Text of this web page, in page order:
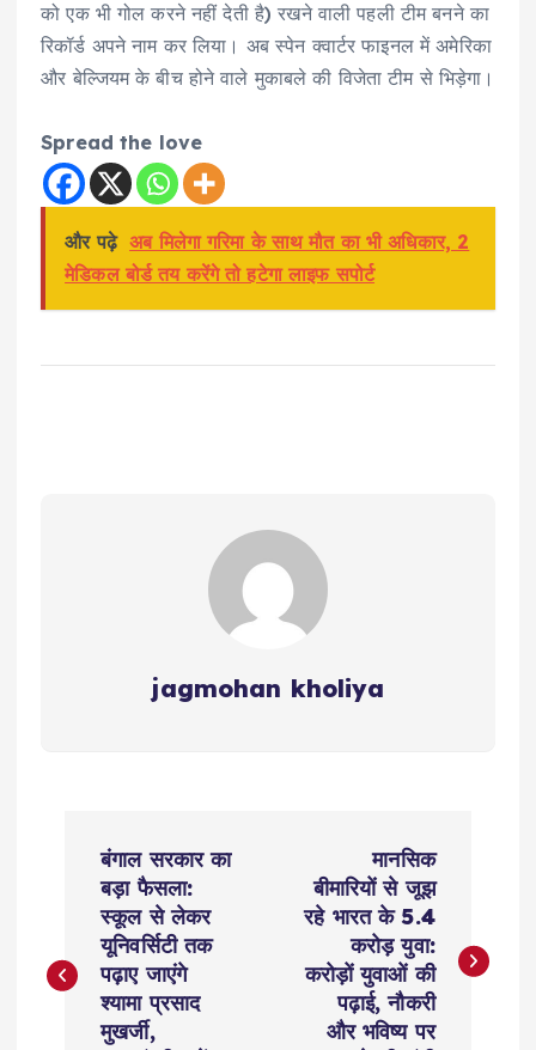
को एक भी गोल करने नहीं देती है) रखने वाली पहली टीम बनने का
रिकॉर्ड अपने नाम कर लिया। अब स्पेन क्वार्टर फाइनल में अमेरिका
और बेल्जियम के बीच होने वाले मुकाबले की विजेता टीम से भिड़ेगा।
Spread the love
और पढ़े अब मिलेगा गरिमा के साथ मौत का भी अधिकार, 2
मेडिकल बोर्ड तय करेंगे तो हटेगा लाइफ सपोर्ट
jagmohan kholiya
s
बंगाल सरकार का
बड़ा फैसला:
स्कूल से लेकर
यूनिवर्सिटी तक
पढ़ाए जाएंगे
श्यामा प्रसाद
मुखर्जी,
मानसिक
बीमारियों से जूझ
रहे भारत के 5.4
करोड़ युवा:
करोड़ों युवाओं की
पढ़ाई, नौकरी
और भविष्य पर